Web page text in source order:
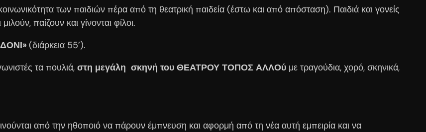
των παιδιών πέρα από τη θεατρική παιδεία (έστω και από απόσταση). Παιδιά και γονείς
παίζουν και γίνονται φίλοι.
(διάρκεια 55’).
τα πουλιά, στη μεγάλη σκηνή του ΘΕΑΤΡΟΥ ΤΟΠΟΣ ΑΛΛΟύ με τραγούδια, χορό, σκηνικά,
από την ηθοποιό να πάρουν έμπνευση και αφορμή από τη νέα αυτή εμπειρία και να